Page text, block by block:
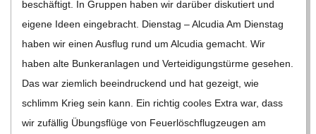
H
U
L
beschäf­tigt. In Grup­pen haben wir dar­über dis­ku­tiert und
eigene Ideen ein­ge­bracht. Diens­tag – Alcu­dia Am Diens­tag
haben wir einen Aus­flug rund um Alcu­dia gemacht. Wir
haben alte Bun­ker­an­la­gen und Ver­tei­di­gungs­türme gese­hen.
Das war ziem­lich beein­dru­ckend und hat gezeigt, wie
schlimm Krieg sein kann. Ein rich­tig coo­les Extra war, dass
wir zufäl­lig Übungs­flüge von Feu­er­lösch­flug­zeu­gen am